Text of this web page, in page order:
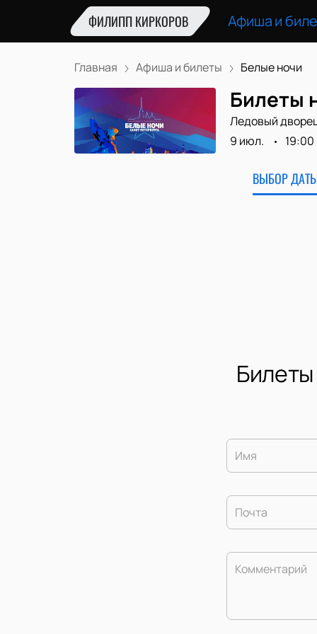
ФИЛИПП КИРКОРОВ Афиша и
Главная Афиша и билеты Белые ночи
Билеты
Ледовый
9 июл.
19:00
ВЫБОР
Имя
Почта
Комментарий